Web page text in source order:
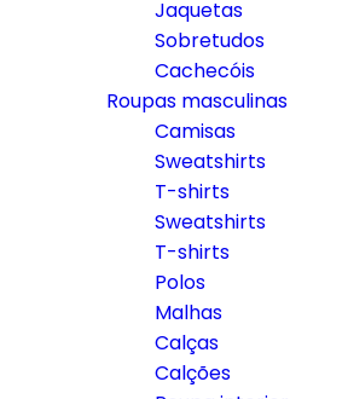
Jaquetas
Sobretudos
Cachecóis
Roupas masculinas
Camisas
Sweatshirts
T-shirts
Sweatshirts
T-shirts
Polos
Malhas
Calças
Calções